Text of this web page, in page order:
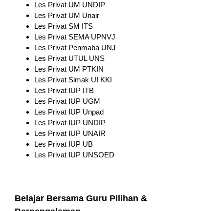
Les Privat UM UNDIP
Les Privat UM Unair
Les Privat SM ITS
Les Privat SEMA UPNVJ
Les Privat Penmaba UNJ
Les Privat UTUL UNS
Les Privat UM PTKIN
Les Privat Simak UI KKI
Les Privat IUP ITB
Les Privat IUP UGM
Les Privat IUP Unpad
Les Privat IUP UNDIP
Les Privat IUP UNAIR
Les Privat IUP UB
Les Privat IUP UNSOED
Belajar Bersama Guru Pilihan &